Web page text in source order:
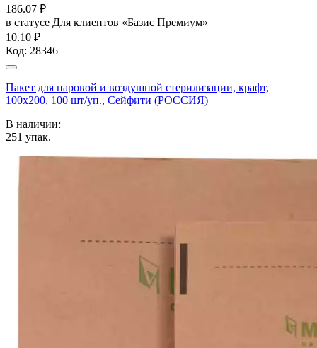
186.07 ₽
в статусе Для клиентов «Базис Премиум»
10.10 ₽
Код: 28346
Пакет для паровой и воздушной стерилизации, крафт,
100x200, 100 шт/уп., Сейфити (РОССИЯ)
В наличии:
251 упак.